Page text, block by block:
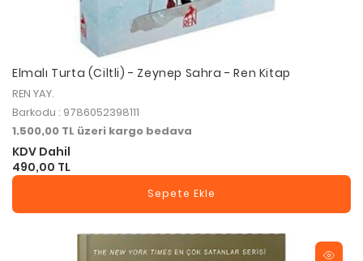
Elmalı Turta (Ciltli) - Zeynep Sahra - Ren Kitap
REN YAY.
Barkodu : 9786052398111
1.500,00 TL üzeri kargo bedava
KDV Dahil
490,00 TL
Sepete Ekle